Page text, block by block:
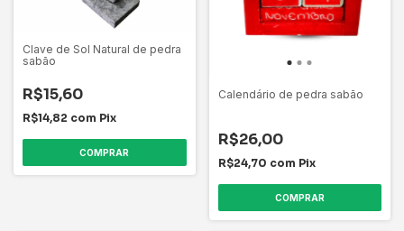
Clave de Sol Natural de pedra
sabão
R$15,60
R$14,82 com Pix
COMPRAR
Calendário de pedra sabão
R$26,00
R$24,70 com Pix
COMPRAR